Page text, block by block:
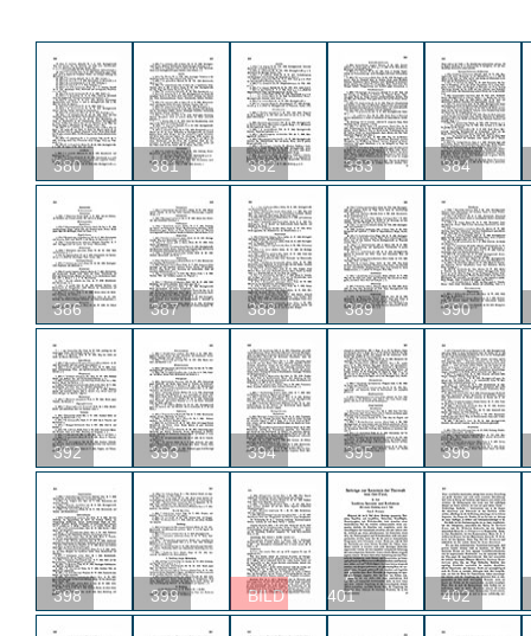
380 381 382 383 384
386 387 388 389 390
392 393 394 395 396
398 399 BILD
A
401
402